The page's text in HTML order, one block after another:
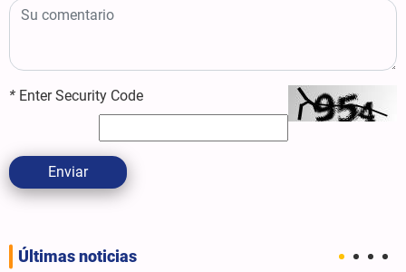
* Enter Security Code
Enviar
Últimas noticias